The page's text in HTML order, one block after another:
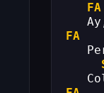
FA
Ay,
FA